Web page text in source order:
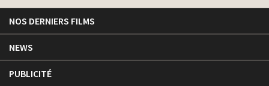
NOS DERNIERS FILMS
NEWS
PUBLICITÉ